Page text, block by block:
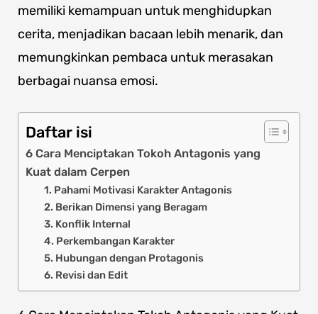
memiliki kemampuan untuk menghidupkan
cerita, menjadikan bacaan lebih menarik, dan
memungkinkan pembaca untuk merasakan
berbagai nuansa emosi.
Daftar isi
6 Cara Menciptakan Tokoh Antagonis yang
Kuat dalam Cerpen
1. Pahami Motivasi Karakter Antagonis
2. Berikan Dimensi yang Beragam
3. Konflik Internal
4. Perkembangan Karakter
5. Hubungan dengan Protagonis
6. Revisi dan Edit